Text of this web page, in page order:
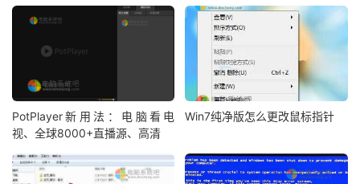
PotPlayer新用法：电脑看电
视、全球8000+直播源、高清
Win7纯净版怎么更改鼠标指针